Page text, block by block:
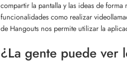
compartir la pantalla y las ideas de
funcionalidades como realizar
de Hangouts nos permite utilizar la
¿La gente puede ver